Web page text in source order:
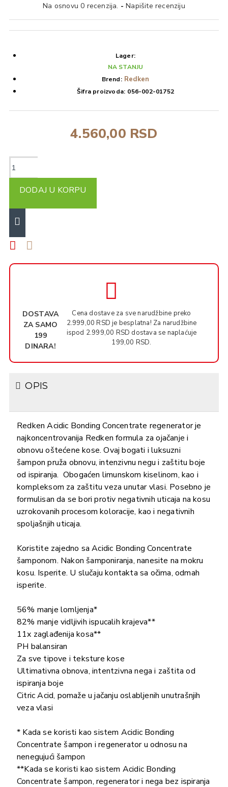
Na osnovu 0 recenzija. - Napišite recenziju
4.560,00 RSD
Lager:
NA STANJU
Brend: Redken
Šifra proizvoda: 056-002-01752
DODAJ U KORPU
DOSTAVA
ZA SAMO
199
DINARA!
Cena dostave za sve narudžbine preko
2.999,00 RSD je besplatna! Za narudžbine
ispod 2.999,00 RSD dostava se naplaćuje
199,00 RSD.
OPIS
Redken Acidic Bonding Concentrate regenerator je
najkoncentrovanija Redken formula za ojačanje i
obnovu oštećene kose. Ovaj bogati i luksuzni
šampon pruža obnovu, intenzivnu negu i zaštitu boje
od ispiranja. Obogaćen limunskom kiselinom, kao i
kompleksom za zaštitu veza unutar vlasi. Posebno je
formulisan da se bori protiv negativnih uticaja na kosu
uzrokovanih procesom koloracije, kao i negativnih
spoljašnjih uticaja.
Koristite zajedno sa Acidic Bonding Concentrate
šamponom. Nakon šamponiranja, nanesite na mokru
kosu. Isperite. U slučaju kontakta sa očima, odmah
isperite.
56% manje lomljenja*
82% manje vidljivih ispucalih krajeva**
11x zaglađenija kosa**
PH balansiran
Za sve tipove i teksture kose
Ultimativna obnova, intentzivna nega i zaštita od
ispiranja boje
Citric Acid, pomaže u jačanju oslabljenih unutrašnjih
veza vlasi
* Kada se koristi kao sistem Acidic Bonding
Concentrate šampon i regenerator u odnosu na
nenegujući šampon
**Kada se koristi kao sistem Acidic Bonding
Concentrate šampon, regenerator i nega bez ispiranja